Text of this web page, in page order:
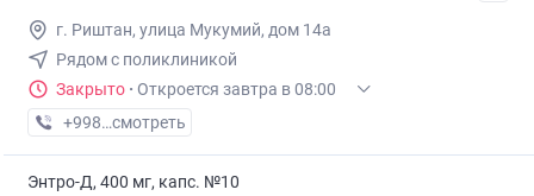
г. Риштан, улица Мукумий, дом 14а
Рядом с поликлиникой
Закрыто · Откроется завтра в 08:00
+998 (77) XXX-XX-XX
смотреть
Энтро-Д, 400 мг, капс. №10